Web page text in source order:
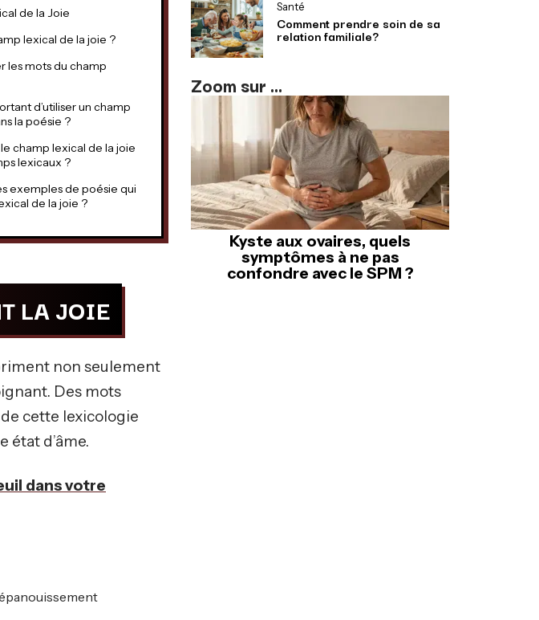
de la Joie
lexical de la joie ?
les mots du champ
d’utiliser un champ
la poésie ?
champ lexical de la joie
lexicaux ?
exemples de poésie qui
de la joie ?
LA JOIE
non seulement
Des mots
cette lexicologie
d’âme.
dans votre
Santé
Comment prendre soin de sa
relation familiale?
Zoom sur ...
Kyste aux ovaires, quels
symptômes à ne pas
confondre avec le SPM ?